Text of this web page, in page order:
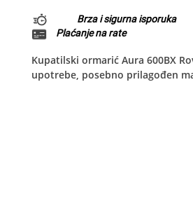
Brza i sigurna isporuka
Plaćanje na rate
Kupatilski ormarić Aura 600BX
upotrebe, posebno prilagođen